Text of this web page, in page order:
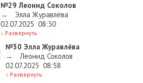
№29 Леонид Соколов
→
Элла Журавлёва
02.07.2025 08:30
↓ Развернуть
№30 Элла Журавлёва
→
Леонид Соколов
02.07.2025 08:58
↓ Развернуть